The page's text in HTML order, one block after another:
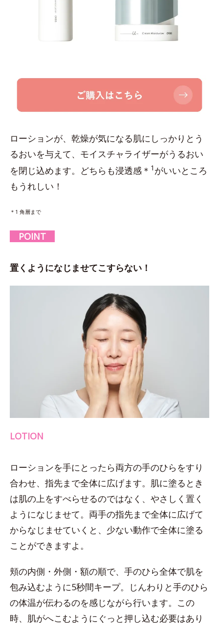
ローションが、乾燥が気になる肌にしっかりとう
るおいを与えて、モイスチャライザーがうるおい
を閉じ込めます。どちらも浸透感＊ 1 がいいところ
もうれしい！
＊1 角層まで
POINT
置くようになじませてこすらない！
LOTION
ローションを手にとったら両方の手のひらをすり
合わせ、指先まで全体に広げます。肌に塗るとき
は肌の上をすべらせるのではなく、やさしく置く
ようになじませて。両手の指先まで全体に広げて
からなじませていくと、少ない動作で全体に塗る
ことができますよ。
頬の内側・外側・額の順で、手のひら全体で肌を
包み込むように5秒間キープ。じんわりと手のひら
の体温が伝わるのを感じながら行います。この
時、肌がへこむようにぐっと押し込む必要はあり